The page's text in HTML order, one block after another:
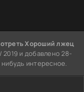
Хороший лжец
и добавлено 28-
интересное.